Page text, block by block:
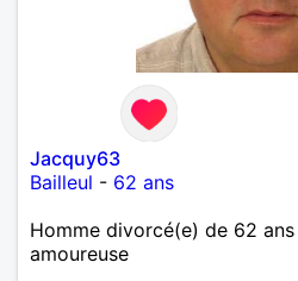
Jacquy63
Bailleul - 62 ans
Homme divorcé(e) de 62
amoureuse